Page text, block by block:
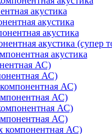
акустика
акустика
акустика
акустика (супер
акустика
АС)
АС)
АС)
АС)
АС)
АС)
компонентная АС)